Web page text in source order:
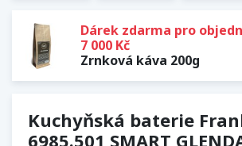
Dárek zdarma pro
7 000 Kč
Zrnková káva 200g
Kuchyňská baterie
6985.501 SMART